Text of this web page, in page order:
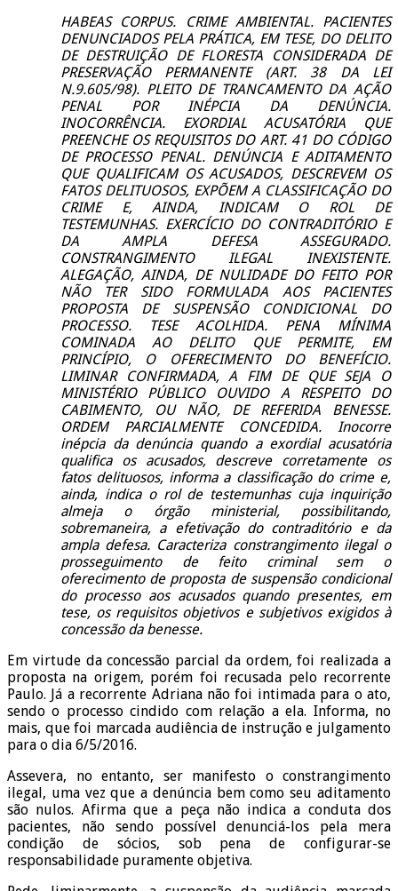
HABEAS CORPUS. CRIME AMBIENTAL. PACIENTES
DENUNCIADOS PELA PRÁTICA, EM TESE, DO DELITO
DE DESTRUIÇÃO DE FLORESTA CONSIDERADA DE
PRESERVAÇÃO PERMANENTE (ART. 38 DA LEI
N.9.605/98). PLEITO DE TRANCAMENTO DA AÇÃO
PENAL POR INÉPCIA DA DENÚNCIA.
INOCORRÊNCIA. EXORDIAL ACUSATÓRIA QUE
PREENCHE OS REQUISITOS DO ART. 41 DO CÓDIGO
DE PROCESSO PENAL. DENÚNCIA E ADITAMENTO
QUE QUALIFICAM OS ACUSADOS, DESCREVEM OS
FATOS DELITUOSOS, EXPÕEM A CLASSIFICAÇÃO DO
CRIME E, AINDA, INDICAM O ROL DE
TESTEMUNHAS. EXERCÍCIO DO CONTRADITÓRIO E
DA AMPLA DEFESA ASSEGURADO.
CONSTRANGIMENTO ILEGAL INEXISTENTE.
ALEGAÇÃO, AINDA, DE NULIDADE DO FEITO POR
NÃO TER SIDO FORMULADA AOS PACIENTES
PROPOSTA DE SUSPENSÃO CONDICIONAL DO
PROCESSO. TESE ACOLHIDA. PENA MÍNIMA
COMINADA AO DELITO QUE PERMITE, EM
PRINCÍPIO, O OFERECIMENTO DO BENEFÍCIO.
LIMINAR CONFIRMADA, A FIM DE QUE SEJA O
MINISTÉRIO PÚBLICO OUVIDO A RESPEITO DO
CABIMENTO, OU NÃO, DE REFERIDA BENESSE.
ORDEM PARCIALMENTE CONCEDIDA. Inocorre
inépcia da denúncia quando a exordial acusatória
qualifica os acusados, descreve corretamente os
fatos delituosos, informa a classificação do crime e,
ainda, indica o rol de testemunhas cuja inquirição
almeja o órgão ministerial, possibilitando,
sobremaneira, a efetivação do contraditório e da
ampla defesa. Caracteriza constrangimento ilegal o
prosseguimento de feito criminal sem o
oferecimento de proposta de suspensão condicional
do processo aos acusados quando presentes, em
tese, os requisitos objetivos e subjetivos exigidos à
concessão da benesse.
Em virtude da concessão parcial da ordem, foi realizada a
proposta na origem, porém foi recusada pelo recorrente
Paulo. Já a recorrente Adriana não foi intimada para o ato,
sendo o processo cindido com relação a ela. Informa, no
mais, que foi marcada audiência de instrução e julgamento
para o dia 6/5/2016.
Assevera, no entanto, ser manifesto o constrangimento
ilegal, uma vez que a denúncia bem como seu aditamento
são nulos. Afirma que a peça não indica a conduta dos
pacientes, não sendo possível denunciá-los pela mera
condição de sócios, sob pena de configurar-se
responsabilidade puramente objetiva.